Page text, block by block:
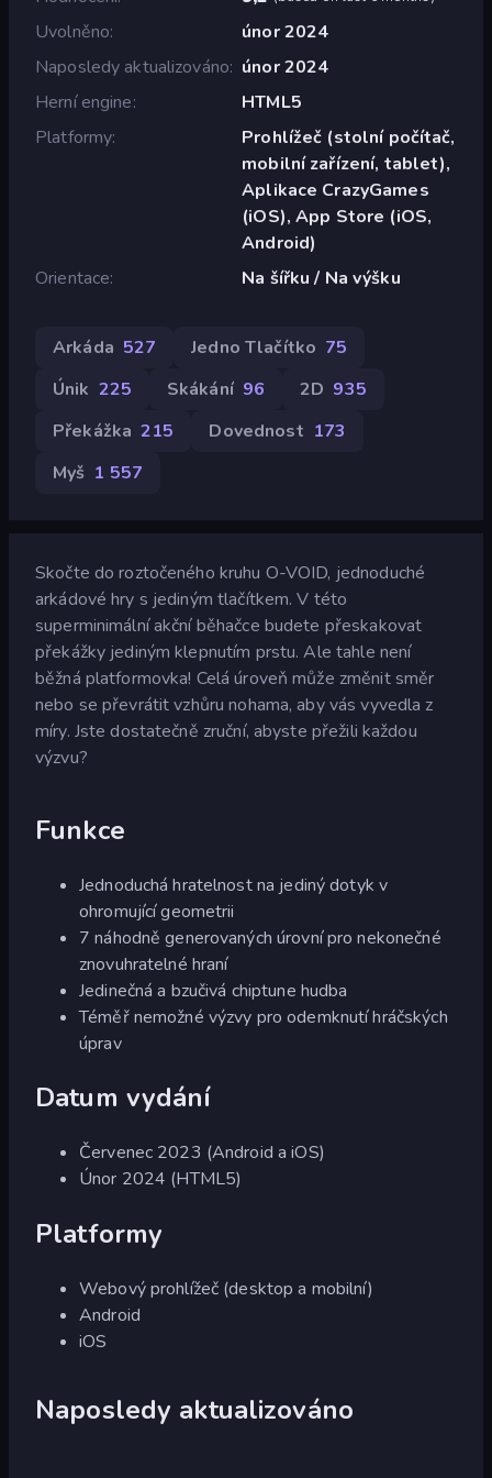
Uvolněno
únor 2024
Naposledy aktualizováno únor 2024
Herní engine
HTML5
Platformy
Prohlížeč (stolní počítač,
mobilní zařízení, tablet),
Aplikace CrazyGames
(iOS), App Store (iOS,
Android)
Orientace
Na šířku / Na výšku
Arkáda 527 Jedno Tlačítko 75
Únik 225 Skákání 96 2D 935
Překážka 215 Dovednost 173
Myš 1 557
Skočte do roztočeného kruhu O-VOID, jednoduché
arkádové hry s jediným tlačítkem. V této
superminimální akční běhačce budete přeskakovat
překážky jediným klepnutím prstu. Ale tahle není
běžná platformovka! Celá úroveň může změnit směr
nebo se převrátit vzhůru nohama, aby vás vyvedla z
míry. Jste dostatečně zruční, abyste přežili každou
výzvu?
Funkce
Jednoduchá hratelnost na jediný dotyk v
ohromující geometrii
7 náhodně generovaných úrovní pro nekonečné
znovuhratelné hraní
Jedinečná a bzučivá chiptune hudba
Téměř nemožné výzvy pro odemknutí hráčských
úprav
Datum vydání
Červenec 2023 (Android a iOS)
Únor 2024 (HTML5)
Platformy
Webový prohlížeč (desktop a mobilní)
Android
iOS
Naposledy aktualizováno